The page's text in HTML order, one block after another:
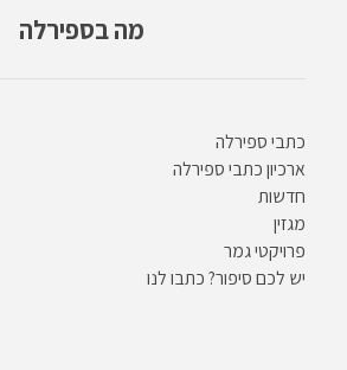
מה בספירלה
כתבי ספירלה
ארכיון כתבי ספירלה
חדשות
מגזין
פרויקטי גמר
יש לכם סיפור? כתבו לנו